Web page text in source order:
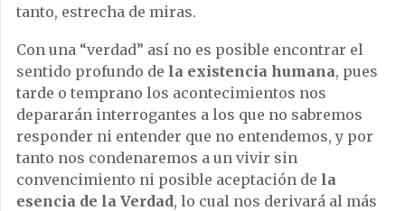
tanto, estrecha de miras.
Con una “verdad” así no es posible encontrar el
sentido profundo de la existencia humana, pues
tarde o temprano los acontecimientos nos
depararán interrogantes a los que no sabremos
responder ni entender que no entendemos, y por
tanto nos condenaremos a un vivir sin
convencimiento ni posible aceptación de la
esencia de la Verdad, lo cual nos derivará al más